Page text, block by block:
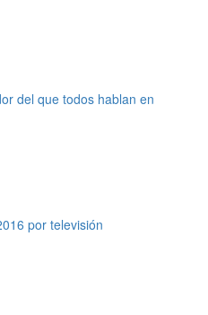
del que todos hablan en
por televisión